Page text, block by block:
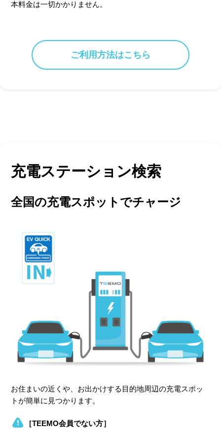
本料金は一切かかりません。
ご利用方法はこちら
充電ステーション検索
全国の充電スポットでチャージ
お住まいの近くや、お出かけする目的地周辺の充電スポッ
トが簡単に見つかります。
［TEEMO会員でない方］